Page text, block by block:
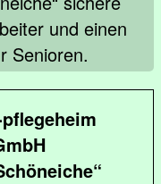
und einen
Senioren.